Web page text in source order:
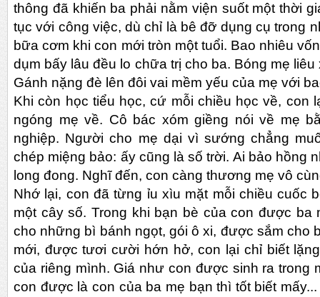
thông đã khiến ba phải nằm viện suốt một thời
tục với công việc, dù chỉ là bê đỡ dụng cụ trong
bữa cơm khi con mới tròn một tuổi. Bao nhiêu
dụm bấy lâu đều lo chữa trị cho ba. Bóng mẹ
Gánh nặng đè lên đôi vai mềm yếu của mẹ với
Khi còn học tiểu học, cứ mỗi chiều học về, con
ngóng mẹ về. Cô bác xóm giềng nói về mẹ
nghiệp. Người cho mẹ dại vì sướng chẳng
chép miệng bảo: ấy cũng là số trời. Ai bảo hồng
long đong. Nghĩ đến, con càng thương mẹ vô
Nhớ lại, con đã từng ỉu xìu mặt mỗi chiều cuốc
một cây số. Trong khi bạn bè của con được ba
cho những bì bánh ngọt, gói ô xi, được sắm cho
mới, được tươi cười hớn hở, con lại chỉ biết
của riêng mình. Giá như con được sinh ra trong
con được là con của ba mẹ bạn thì tốt biết